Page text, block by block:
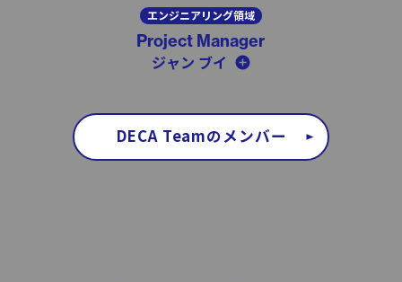
エンジニアリング領域
Project Manager
ジャン ブイ
DECA Teamのメンバー